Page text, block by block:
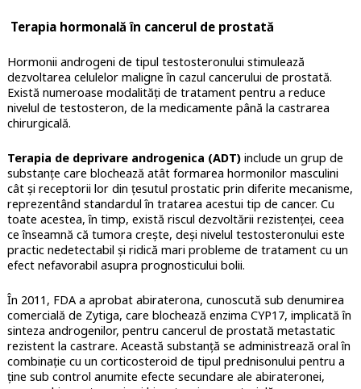
Terapia hormonală în cancerul de prostată
Hormonii androgeni de tipul testosteronului stimulează
dezvoltarea celulelor maligne în cazul cancerului de prostată.
Există numeroase modalități de tratament pentru a reduce
nivelul de testosteron, de la medicamente până la castrarea
chirurgicală.
Terapia de deprivare androgenica (ADT)include un grup de
substanțe care blochează atât formarea hormonilor masculini
cât și receptorii lor din țesutul prostatic prin diferite mecanisme,
reprezentând standardul în tratarea acestui tip de cancer. Cu
toate acestea, în timp, există riscul dezvoltării rezistenței, ceea
ce înseamnă că tumora crește, deși nivelul testosteronului este
practic nedetectabil și ridică mari probleme de tratament cu un
efect nefavorabil asupra prognosticului bolii.
În 2011, FDA a aprobat abiraterona, cunoscută sub denumirea
comercială de Zytiga, care blochează enzima CYP17, implicată în
sinteza androgenilor, pentru cancerul de prostată metastatic
rezistent la castrare. Această substanță se administrează oral în
combinație cu un corticosteroid de tipul prednisonului pentru a
ține sub control anumite efecte secundare ale abirateronei,